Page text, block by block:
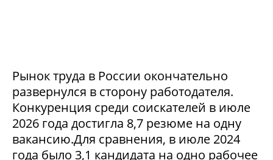
Рынок труда в России окончательно
развернулся в сторону работодателя.
Конкуренция среди соискателей в июле
2026 года достигла 8,7 резюме на одну
вакансию.Для сравнения, в июле 2024
года было 3,1 кандидата на одно рабочее